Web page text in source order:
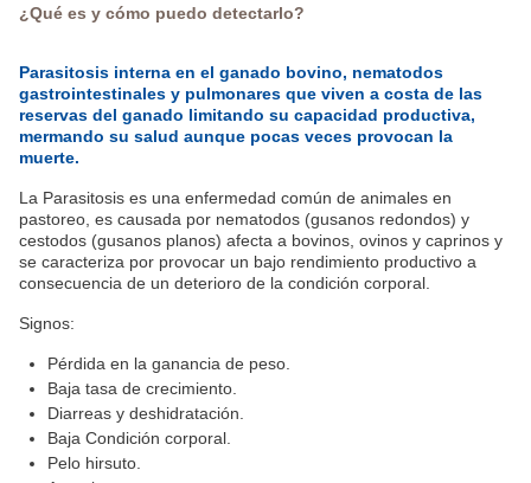
¿Qué es y cómo puedo detectarlo?
Parasitosis interna en el ganado bovino, nematodos
gastrointestinales y pulmonares que viven a costa de las
reservas del ganado limitando su capacidad productiva,
mermando su salud aunque pocas veces provocan la
muerte.
La Parasitosis es una enfermedad común de animales en
pastoreo, es causada por nematodos (gusanos redondos) y
cestodos (gusanos planos) afecta a bovinos, ovinos y caprinos y
se caracteriza por provocar un bajo rendimiento productivo a
consecuencia de un deterioro de la condición corporal.
Signos:
Pérdida en la ganancia de peso.
Baja tasa de crecimiento.
Diarreas y deshidratación.
Baja Condición corporal.
Pelo hirsuto.